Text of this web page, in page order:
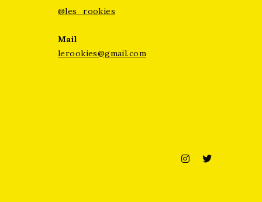
@les_rookies
Mail
lerookies@gmail.com
Instagram
Twitter